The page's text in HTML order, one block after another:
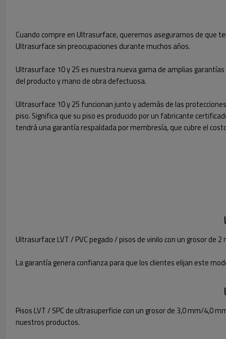
Cuando compre en Ultrasurface, queremos asegurarnos de que
Ultrasurface sin preocupaciones durante muchos años.
Ultrasurface 10 y 25 es nuestra nueva gama de amplias
del producto y mano de obra defectuosa.
Ultrasurface 10 y 25 funcionan junto y además de las
piso. Significa que su piso es producido por un fabricante
tendrá una garantía respaldada por membresía, que cubre el
Ultrasurface LVT / PVC pegado / pisos de vinilo con un grosor de
La garantía genera confianza para que los clientes elijan este
Pisos LVT / SPC de ultrasuperficie con un grosor de 3,0 mm/4,0
nuestros productos.